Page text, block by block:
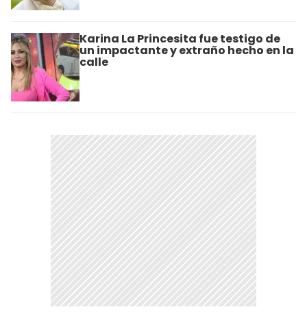
Karina La Princesita fue testigo de
un impactante y extraño hecho en la
calle